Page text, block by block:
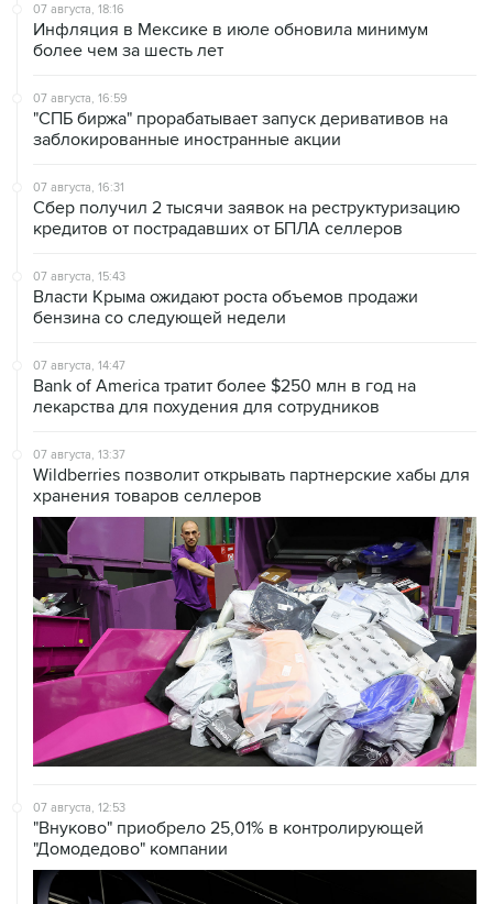
07 августа, 18:16
Инфляция в Мексике в июле обновила минимум
более чем за шесть лет
07 августа, 16:59
"СПБ биржа" прорабатывает запуск деривативов на
заблокированные иностранные акции
07 августа, 16:31
Сбер получил 2 тысячи заявок на реструктуризацию
кредитов от пострадавших от БПЛА селлеров
07 августа, 15:43
Власти Крыма ожидают роста объемов продажи
бензина со следующей недели
07 августа, 14:47
Bank of America тратит более $250 млн в год на
лекарства для похудения для сотрудников
07 августа, 13:37
Wildberries позволит открывать партнерские хабы для
хранения товаров селлеров
07 августа, 12:53
"Внуково" приобрело 25,01% в контролирующей
"Домодедово" компании